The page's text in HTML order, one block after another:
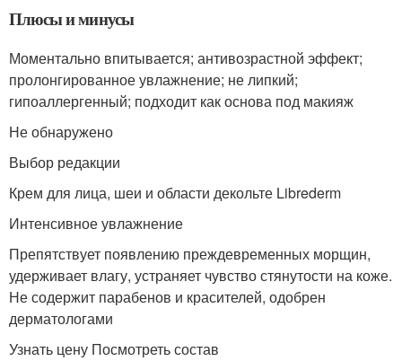
Плюсы и минусы
Моментально впитывается; антивозрастной эффект;
пролонгированное увлажнение; не липкий;
гипоаллергенный; подходит как основа под макияж
Не обнаружено
Выбор редакции
Крем для лица, шеи и области декольте Librederm
Интенсивное увлажнение
Препятствует появлению преждевременных морщин,
удерживает влагу, устраняет чувство стянутости на коже.
Не содержит парабенов и красителей, одобрен
дерматологами
Узнать цену Посмотреть состав